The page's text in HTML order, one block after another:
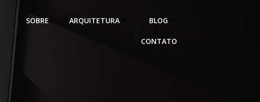
SOBRE ARQUITETURA BLOG
CONTATO